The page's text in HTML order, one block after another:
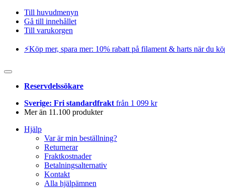
Till huvudmenyn
Gå till innehållet
Till varukorgen
⚡️Köp mer, spara mer: 10% rabatt på filament & harts när du
Reservdelssökare
Sverige: Fri standardfrakt från 1 099 kr
Mer än 11.100 produkter
Hjälp
Var är min beställning?
Returnerar
Fraktkostnader
Betalningsalternativ
Kontakt
Alla hjälpämnen